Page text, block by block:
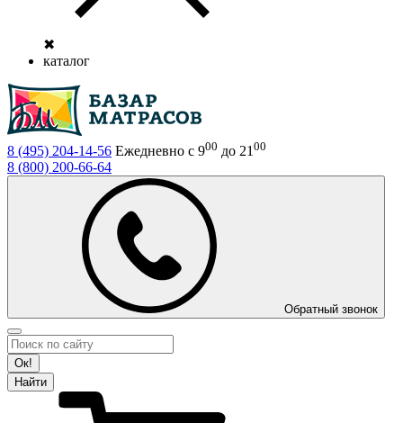
✖
каталог
8 (495) 204-14-56 Ежедневно с 900 до 21 00
8 (800) 200-66-64
Обратный звонок
Ок!
Найти